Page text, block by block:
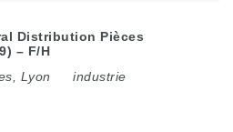
Distribution Pièces
– F/H
Lyon
industrie